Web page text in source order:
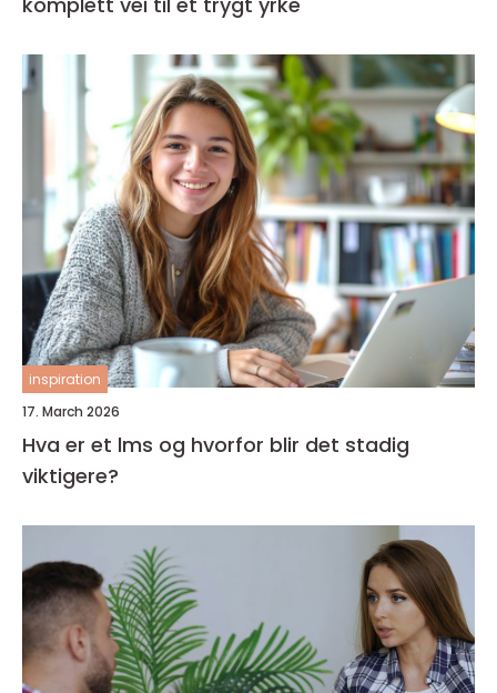
inspiration
17. March 2026
Hva er et lms og hvorfor blir det stadig
viktigere?